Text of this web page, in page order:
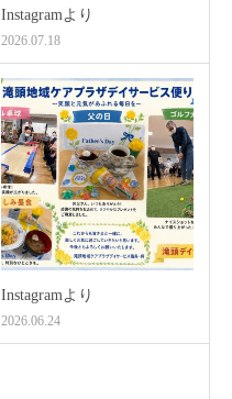
Instagramより
2026.07.18
Instagramより
2026.06.24